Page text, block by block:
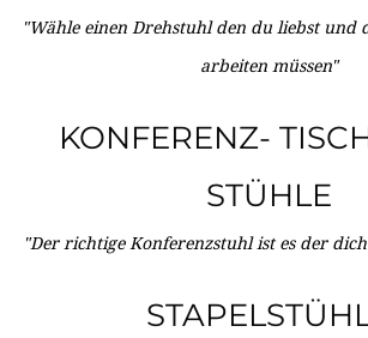
"Wähle einen Drehstuhl den du liebst und
arbeiten müssen"
KONFERENZ-
STÜHLE
"Der richtige Konferenzstuhl ist es der